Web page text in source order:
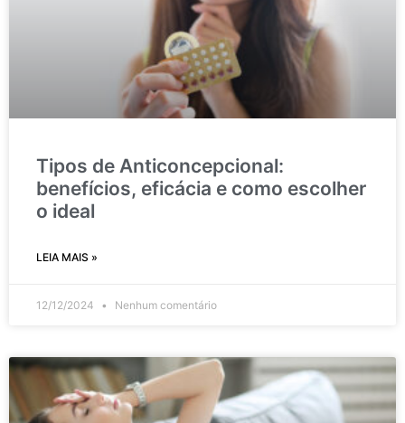
Tipos de Anticoncepcional:
benefícios, eficácia e como escolher
o ideal
LEIA MAIS »
12/12/2024 Nenhum comentário